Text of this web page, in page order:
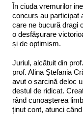
În ciuda vremurilor
concurs au participat
care ne bucură dragi
o desfășurare
și de optimism.
Juriul, alcătuit din
prof. Alina Ștefania
avut o sarcină deloc
destul de ridicat.
rând cunoașterea
ținut cont, atunci